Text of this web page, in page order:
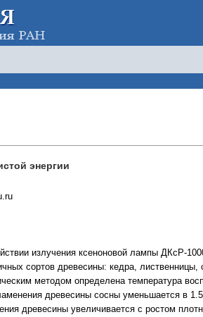
энергии
излучения ксеноновой лампы ДКсР-
сортов древесины: кедра,
методом определена температура
древесины сосны уменьшается в
древесины увеличивается с ростом